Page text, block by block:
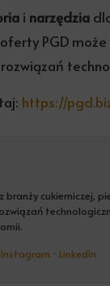
i narzędzia
PGD
https://
branży cukierniczej,
Instagram · LinkedIn